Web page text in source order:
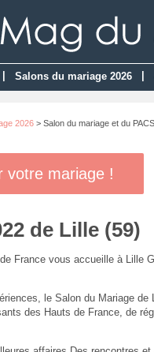
Salons du mariage 2026
2026> Salon du mariage et du
votre mariage !
de Lille (59)
France vous accueille à Lille
le Salon du Mariage de
des Hauts de France, de